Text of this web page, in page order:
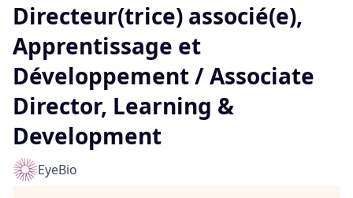
Directeur(trice) associé(e),
Apprentissage et
Développement / Associate
Director, Learning &
Development
EyeBio